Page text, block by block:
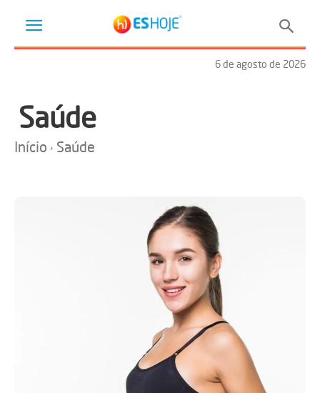
6 de agosto de 2026
Saúde
Início Saúde